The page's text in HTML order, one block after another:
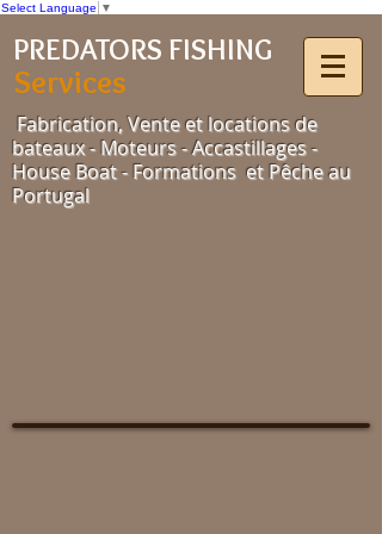
Select Language ▼
PREDATORS FISHING
Services
Fabrication, Vente et locations de
bateaux - Moteurs - Accastillages -
House Boat - Formations et Pêche au
Portugal